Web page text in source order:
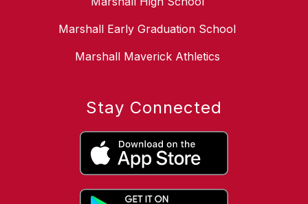
Marshall Early Graduation School
Marshall Maverick Athletics
Stay Connected